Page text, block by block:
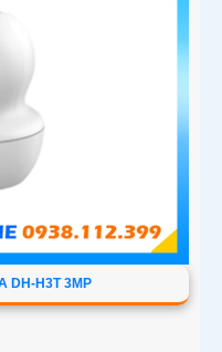
DH-H3T 3MP